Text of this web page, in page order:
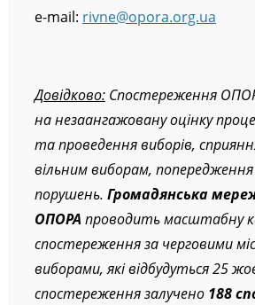
e-mail: rivne@opora.org.ua
Довідково:Спостереження
на незаангажовану оцінку
та проведення виборів,
вільним виборам, попередження
порушень. Громадянська
ОПОРА проводить масштабну
спостереження за черговими
виборами, які відбудуться 25
спостереження залучено 188